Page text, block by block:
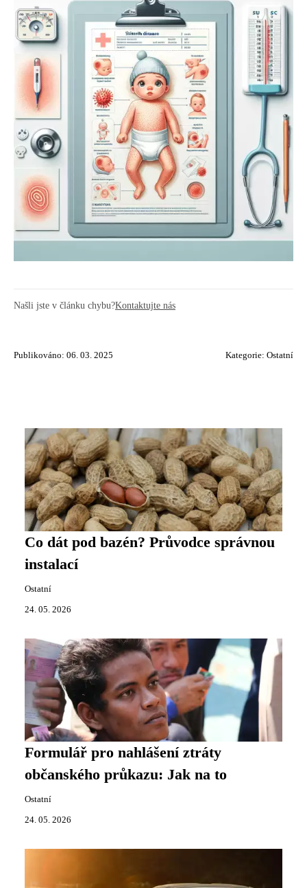
Našli jste v článku chybu?Kontaktujte nás
Publikováno: 06. 03. 2025 Kategorie: Ostatní
Co dát pod bazén? Průvodce správnou
instalací
Ostatní
24. 05. 2026
Formulář pro nahlášení ztráty
občanského průkazu: Jak na to
Ostatní
24. 05. 2026